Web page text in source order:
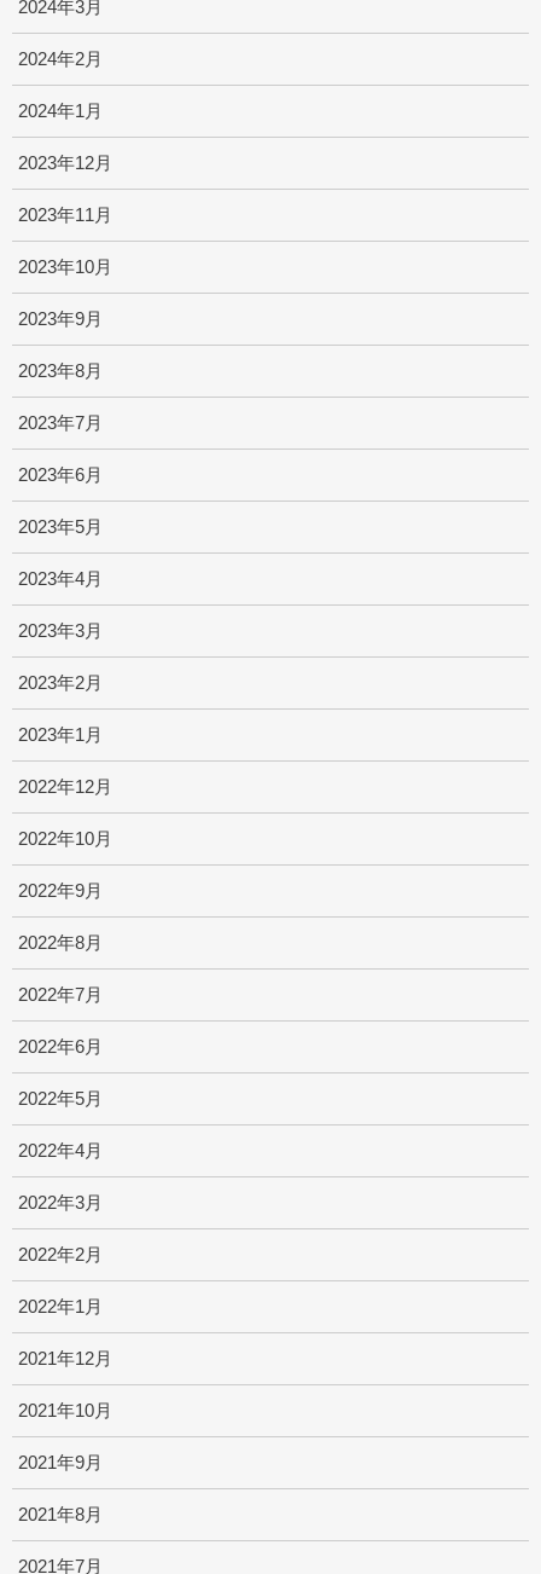
2024年3月
2024年2月
2024年1月
2023年12月
2023年11月
2023年10月
2023年9月
2023年8月
2023年7月
2023年6月
2023年5月
2023年4月
2023年3月
2023年2月
2023年1月
2022年12月
2022年10月
2022年9月
2022年8月
2022年7月
2022年6月
2022年5月
2022年4月
2022年3月
2022年2月
2022年1月
2021年12月
2021年10月
2021年9月
2021年8月
2021年7月